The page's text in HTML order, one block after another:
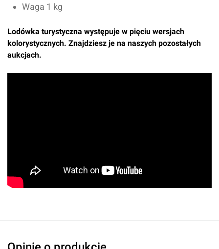
Waga 1 kg
Lodówka turystyczna występuje w pięciu wersjach
kolorystycznych. Znajdziesz je na naszych pozostałych
aukcjach.
Przyznaj ocenę: